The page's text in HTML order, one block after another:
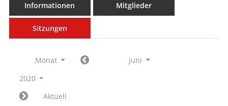
Informationen Mitglieder
Sitzungen
Monat
Juni
2020
Aktuell